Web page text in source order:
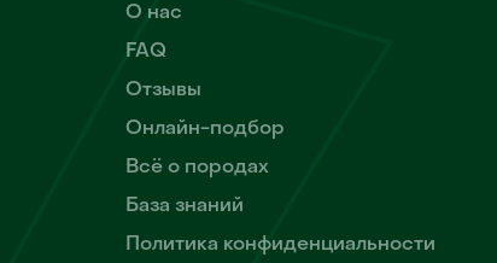
О нас
FAQ
Отзывы
Онлайн-подбор
Всё о породах
База знаний
Политика конфиденциальности